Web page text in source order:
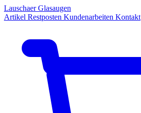
Lauschaer Glasaugen
Artikel Restposten Kundenarbeiten Kontakt